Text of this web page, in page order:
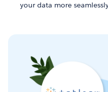
your data more